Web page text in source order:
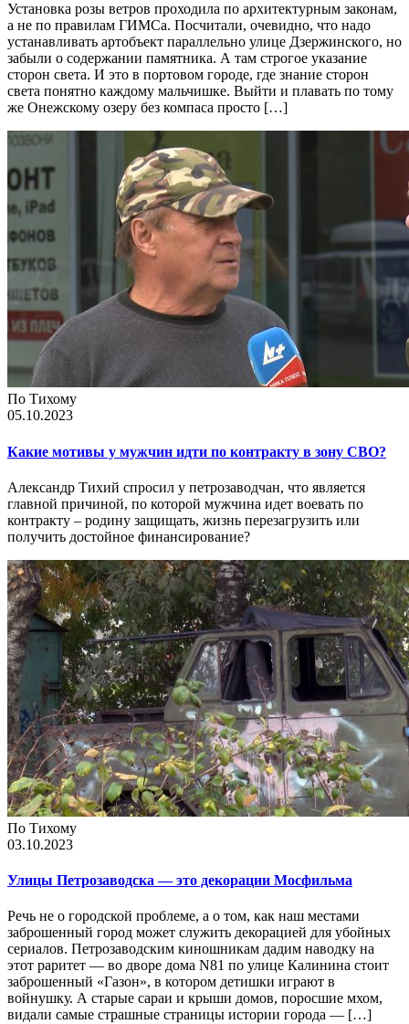
Установка розы ветров проходила по архитектурным законам,
а не по правилам ГИМСа. Посчитали, очевидно, что надо
устанавливать артобъект параллельно улице Дзержинского, но
забыли о содержании памятника. А там строгое указание
сторон света. И это в портовом городе, где знание сторон
света понятно каждому мальчишке. Выйти и плавать по тому
же Онежскому озеру без компаса просто […]
По Тихому
05.10.2023
Какие мотивы у мужчин идти по контракту в зону СВО?
Александр Тихий спросил у петрозаводчан, что является
главной причиной, по которой мужчина идет воевать по
контракту – родину защищать, жизнь перезагрузить или
получить достойное финансирование?
По Тихому
03.10.2023
Улицы Петрозаводска — это декорации Мосфильма
Речь не о городской проблеме, а о том, как наш местами
заброшенный город может служить декорацией для убойных
сериалов. Петрозаводским киношникам дадим наводку на
этот раритет — во дворе дома N81 по улице Калинина стоит
заброшенный «Газон», в котором детишки играют в
войнушку. А старые сараи и крыши домов, поросшие мхом,
видали самые страшные страницы истории города — […]